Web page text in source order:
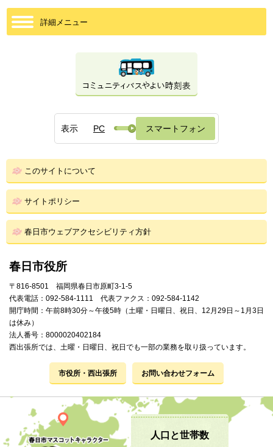
詳細メニュー
表示 PC スマートフォン
このサイトについて
サイトポリシー
春日市ウェブアクセシビリティ方針
春日市役所
〒816-8501 福岡県春日市原町3-1-5
代表電話：092-584-1111 代表ファクス：092-584-1142
開庁時間：午前8時30分～午後5時（土曜・日曜日、祝日、12月29日～1月3日
は休み）
法人番号：8000020402184
西出張所では、土曜・日曜日、祝日でも一部の業務を取り扱っています。
市役所・西出張所 お問い合わせフォーム
人口と世帯数